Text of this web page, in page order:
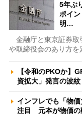
5年ぶ
ポイ
明…
金融庁と東京証券取
や取締役会のあり方を
【令和のPKOか】
資拡大」発言の波
インフレでも「物
注目 元本が物価